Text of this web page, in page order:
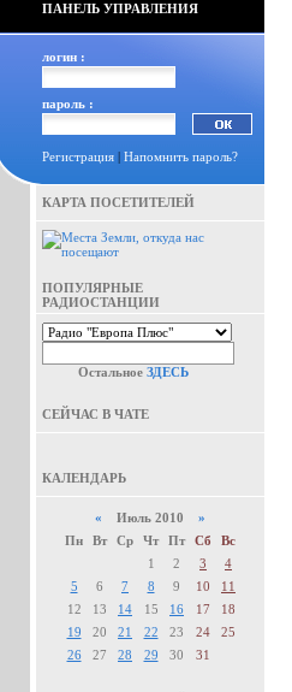
ПАНЕЛЬ УПРАВЛЕНИЯ
логин :
пароль :
Регистрация | Напомнить пароль?
КАРТА ПОСЕТИТЕЛЕЙ
ПОПУЛЯРНЫЕ
РАДИОСТАНЦИИ
Остальное ЗДЕСЬ
СЕЙЧАС В ЧАТЕ
КАЛЕНДАРЬ
« Июль 2010 »
Пн
Вт Ср Чт Пт Сб
Вс
1
2 3
4
5
6 7 8 9 10
11
12
13 14 15 16 17
18
19
20 21 22 23 24
25
26
27 28 29 30 31